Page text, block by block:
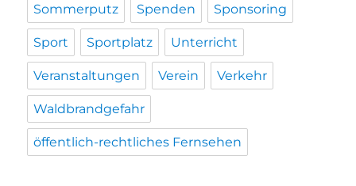
Sommerputz Spenden Sponsoring
Sport Sportplatz Unterricht
Veranstaltungen Verein Verkehr
Waldbrandgefahr
öffentlich-rechtliches Fernsehen